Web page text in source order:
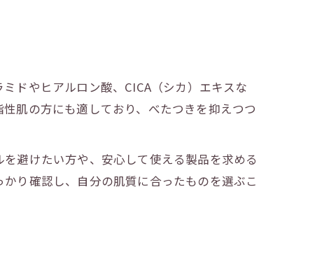
ドやヒアルロン酸、CICA（シカ）エキスな
肌の方にも適しており、べたつきを抑えつつ
避けたい方や、安心して使える製品を求める
り確認し、自分の肌質に合ったものを選ぶこ